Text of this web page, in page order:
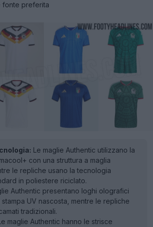
fonte preferita
Le maglie Authentic utilizzano la
con una struttura a maglia
le repliche usano la tecnologia
in poliestere riciclato.
Authentic presentano loghi olografici
UV nascosta, mentre le repliche
tradizionali.
maglie Authentic hanno le strisce